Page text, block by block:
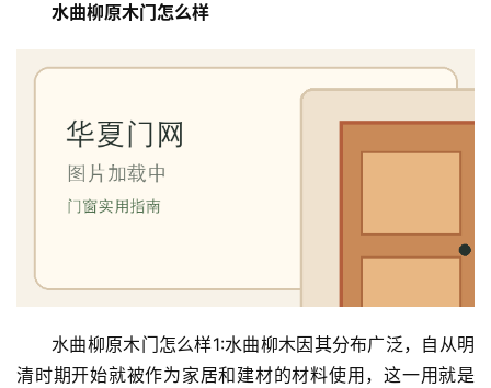
水曲柳原木门怎么样
水曲柳原木门怎么样1:水曲柳木因其分布广泛，自从明
清时期开始就被作为家居和建材的材料使用，这一用就是